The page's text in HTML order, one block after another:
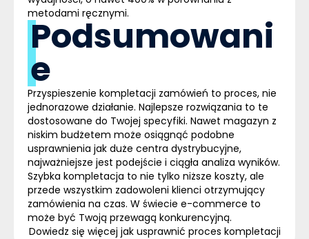
metodami ręcznymi.
Podsumowani
e
Przyspieszenie kompletacji zamówień to proces, nie
jednorazowe działanie. Najlepsze rozwiązania to te
dostosowane do Twojej specyfiki. Nawet magazyn z
niskim budżetem może osiągnąć podobne
usprawnienia jak duże centra dystrybucyjne,
najważniejsze jest podejście i ciągła analiza wyników.
Szybka kompletacja to nie tylko niższe koszty, ale
przede wszystkim zadowoleni klienci otrzymujący
zamówienia na czas. W świecie e-commerce to
może być Twoją przewagą konkurencyjną.
Dowiedz się więcej jak usprawnić proces kompletacji